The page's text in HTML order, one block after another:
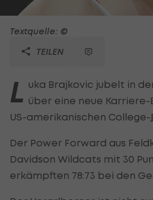
Textquelle: ©
TEILEN
L uka Brajkovic jubelt in
über eine neue
US-amerikanischen College-
Der Power Forward aus
Davidson Wildcats mit 30
erkämpften 78:73 bei den